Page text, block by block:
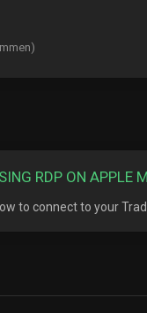
RDP ON APPLE
to connect to your